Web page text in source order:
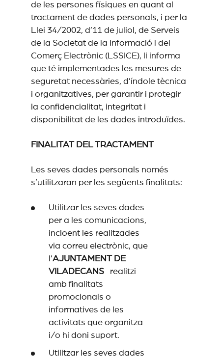
de les persones físiques en quant al
tractament de dades personals, i per la
Llei 34/2002, d’11 de juliol, de Serveis
de la Societat de la Informació i del
Comerç Electrònic (LSSICE), li informa
que té implementades les mesures de
seguretat necessàries, d’índole tècnica
i organitzatives, per garantir i protegir
la confidencialitat, integritat i
disponibilitat de les dades introduïdes.
FINALITAT DEL TRACTAMENT
Les seves dades personals només
s’utilitzaran per les següents finalitats:
Utilitzar les seves dades
per a les comunicacions,
incloent les realitzades
via correu electrònic, que
l’AJUNTAMENT DE
VILADECANS realitzi
amb finalitats
promocionals o
informatives de les
activitats que organitza
i/o hi doni suport.
Utilitzar les seves dades